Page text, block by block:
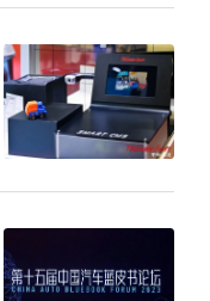
为行业树立了新
有安全、稳
能中间件和领
带来60fps稳
可提供功能安
方案支撑。除
外，中科创达